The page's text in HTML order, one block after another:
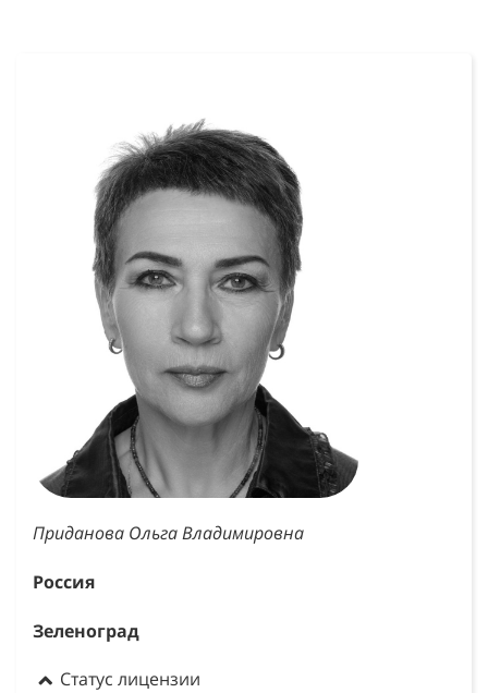
Приданова Ольга Владимировна
Россия
Зеленоград
Статус лицензии